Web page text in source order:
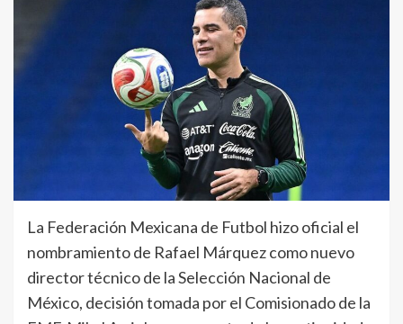
La Federación Mexicana de Futbol hizo oficial el
nombramiento de Rafael Márquez como nuevo
director técnico de la Selección Nacional de
México, decisión tomada por el Comisionado de la